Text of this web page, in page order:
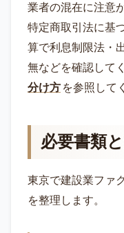
業者の混在に注意
特定商取引法に基
算で利息制限法・
無などを確認して
分け方 を参照して
必要書類
東京で建設業ファ
を整理します。